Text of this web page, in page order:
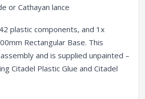
or Cathayan lance
plastic components, and 1x
Rectangular Base. This
and is supplied unpainted –
Citadel Plastic Glue and Citadel